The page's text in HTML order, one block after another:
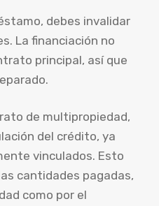
debes invalidar
La financiación no
principal, así que
de multipropiedad,
del crédito, ya
vinculados. Esto
cantidades pagadas,
como por el